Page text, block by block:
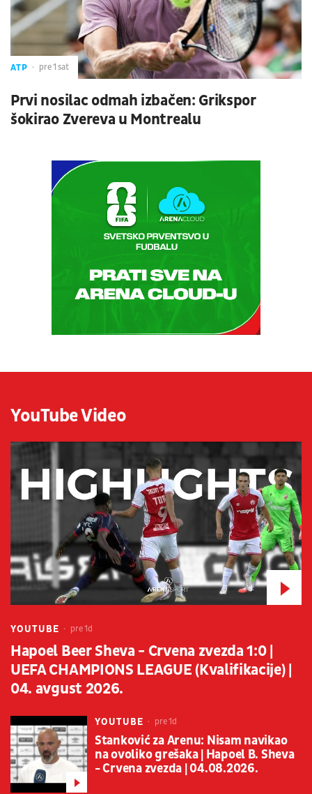
ATP pre 1 sat
Prvi nosilac odmah izbačen: Grikspor
šokirao Zvereva u Montrealu
YouTube Video
YOUTUBE pre 1d
Hapoel Beer Sheva - Crvena zvezda 1:0 |
UEFA CHAMPIONS LEAGUE (Kvalifikacije) |
04. avgust 2026.
YOUTUBE pre 1d
Stanković za Arenu: Nisam navikao
na ovoliko grešaka | Hapoel B. Sheva
- Crvena zvezda | 04.08.2026.